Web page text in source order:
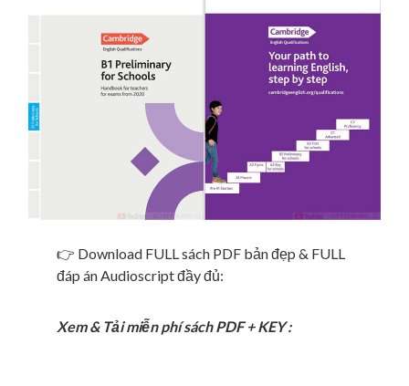
👉 Download FULL sách PDF bản đẹp & FULL
đáp án Audioscript đầy đủ:
Xem & Tải miễn phí sách PDF + KEY :